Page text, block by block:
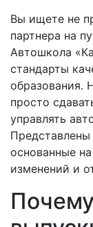
Вы ищете не
партнера на
Автошкола
стандарты
образования.
просто
управлять
основанные
изменений и